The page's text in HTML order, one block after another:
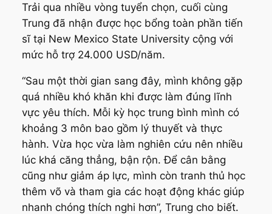
Trải qua nhiều vòng tuyển chọn, cuối cùng
Trung đã nhận được học bổng toàn phần tiến
sĩ tại New Mexico State University cộng với
mức hỗ trợ 24.000 USD/năm.
“Sau một thời gian sang đây, mình không gặp
quá nhiều khó khăn khi được làm đúng lĩnh
vực yêu thích. Mỗi kỳ học trung bình mình có
khoảng 3 môn bao gồm lý thuyết và thực
hành. Vừa học vừa làm nghiên cứu nên nhiều
lúc khá căng thẳng, bận rộn. Để cân bằng
cũng như giảm áp lực, mình còn tranh thủ học
thêm võ và tham gia các hoạt động khác giúp
nhanh chóng thích nghi hơn”, Trung cho biết.